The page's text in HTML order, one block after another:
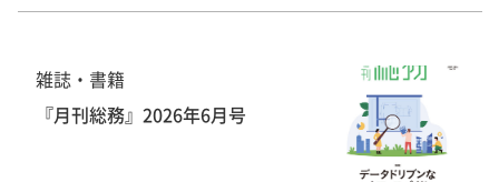
雑誌・書籍
『月刊総務』2026年6月号